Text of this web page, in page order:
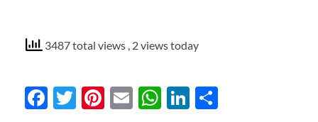
3487 total views , 2 views today
Facebook
Twitter
Pinterest
EmailWhatsApp
LinkedIn